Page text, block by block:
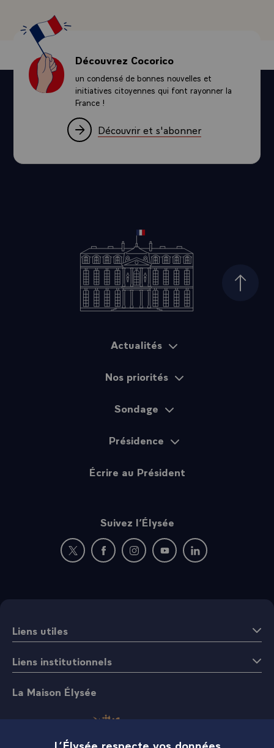
Découvrez Cocorico
un condensé de bonnes nouvelles et
initiatives citoyennes qui font rayonner la
France !
Découvrir et s'abonner
Haut
Actualités
Nos priorités
Sondage
Présidence
Écrire au Président
Suivez l’Élysée
Nouvelle fenêtre : rejoignez-nous sur Twitter
Nouvelle fenêtre : rejoignez-nous sur
Nouvelle fenêtre : rejoignez-nous
Nouvelle fenêtre :
Nouvelle fenêtre :
Liens utiles
Liens institutionnels
La Maison Élysée
L’Élysée respecte vos données